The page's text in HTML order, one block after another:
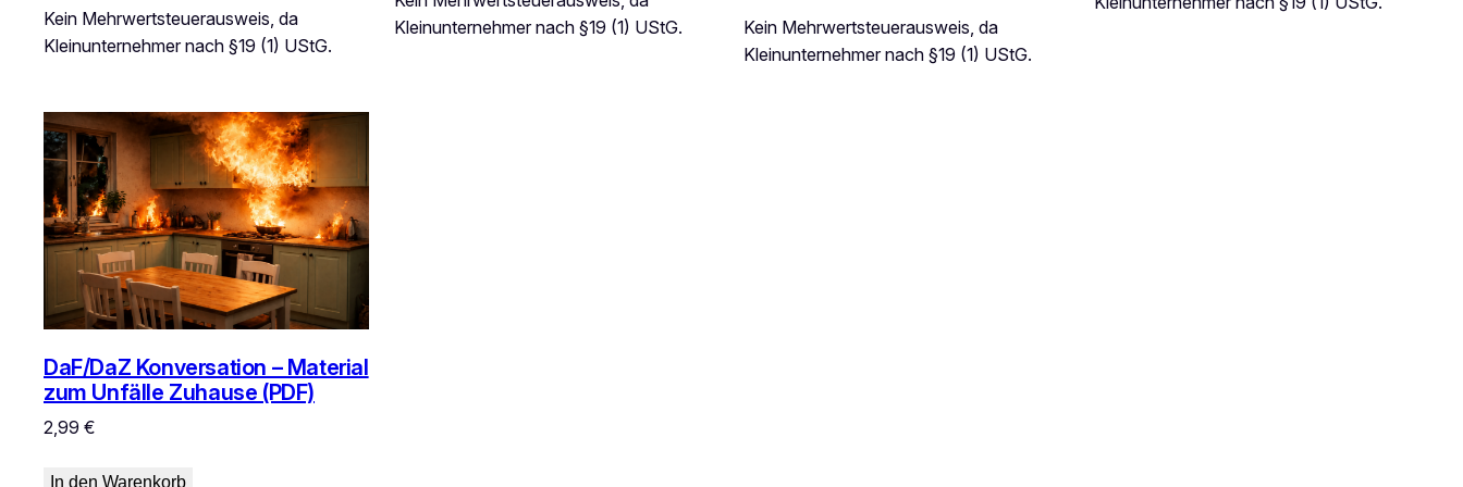
Kein Mehrwertsteuerausweis, da
Kleinunternehmer nach §19 (1) UStG.
Kleinunternehmer nach §19 (1) UStG.
Kein Mehrwertsteuerausweis, da
Kleinunternehmer nach §19 (1) UStG.
DaF/DaZ Konversation – Material
zum Unfälle Zuhause (PDF)
2,99 €
In den Warenkorb